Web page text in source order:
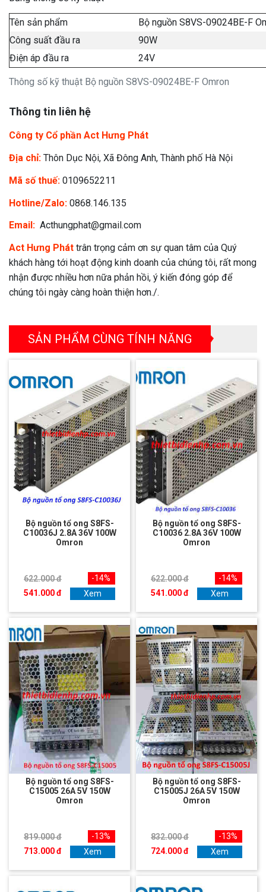
Thông số kỹ thuật Bộ nguồn S8VS-09024BE-F Omron
Tên sản phẩm
Bộ nguồn S8VS-09024BE-F
Công suất đầu ra
90W
Điện áp đầu ra
24V
Thông tin liên hệ
Công ty Cổ phần Act Hưng Phát
Địa chỉ: Thôn Dục Nội, Xã Đông Anh, Thành phố Hà Nội
Mã số thuế: 0109652211
Hotline/Zalo: 0868.146.135
Email: Acthungphat@gmail.com
Act Hưng Phát trân trọng cảm ơn sự quan tâm của Quý
khách hàng tới hoạt động kinh doanh của chúng tôi, rất mong
nhận được nhiều hơn nữa phản hồi, ý kiến đóng góp để
chúng tôi ngày càng hoàn thiện hơn./.
SẢN PHẨM CÙNG TÍNH NĂNG
Bộ nguồn tổ ong S8FS-
C10036J 2.8A 36V 100W
Omron
622.000 đ
541.000 đ
-14%
Xem
Bộ nguồn tổ ong S8FS-
C10036 2.8A 36V 100W
Omron
622.000 đ
541.000 đ
-14%
Xem
Bộ nguồn tổ ong S8FS-
C15005 26A 5V 150W
Omron
819.000 đ
713.000 đ
-13%
Xem
Bộ nguồn tổ ong S8FS-
C15005J 26A 5V 150W
Omron
832.000 đ
724.000 đ
-13%
Xem